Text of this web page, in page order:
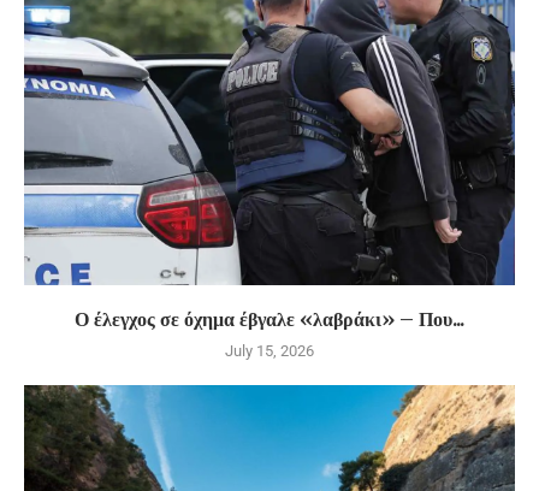
Ο έλεγχος σε όχημα έβγαλε «λαβράκι» – Που...
July 15, 2026